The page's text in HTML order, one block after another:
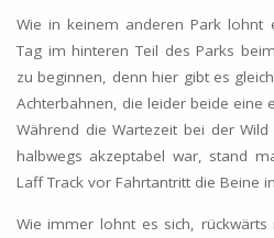
Wie in keinem anderen Park lohnt
Tag im hinteren Teil des Parks
zu beginnen, denn hier gibt es
Achterbahnen, die leider beide eine
Während die Wartezeit bei der
halbwegs akzeptabel war, stand
Laff Track vor Fahrtantritt die Beine
Wie immer lohnt es sich, rückwärts